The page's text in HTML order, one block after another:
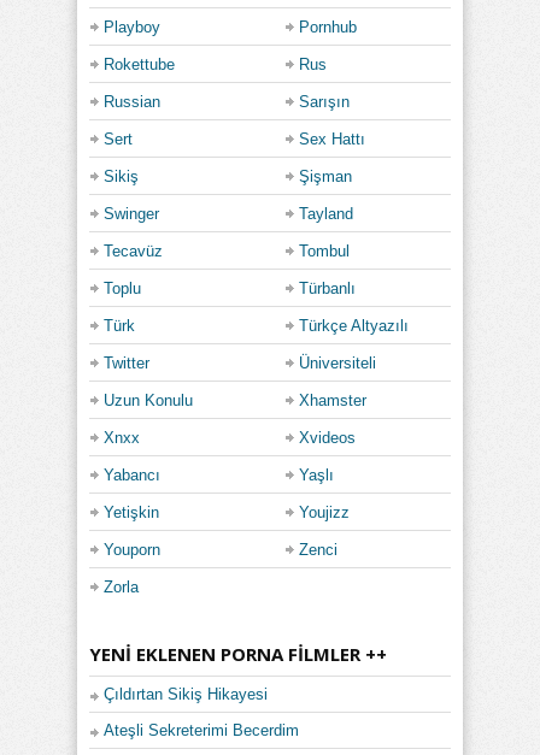
Playboy Pornhub
Rokettube Rus
Russian Sarışın
Sert Sex Hattı
Sikiş Şişman
Swinger Tayland
Tecavüz Tombul
Toplu Türbanlı
Türk Türkçe Altyazılı
Twitter Üniversiteli
Uzun Konulu Xhamster
Xnxx Xvideos
Yabancı Yaşlı
Yetişkin Youjizz
Youporn Zenci
Zorla
YENI EKLENEN PORNA FILMLER ++
Çıldırtan Sikiş Hikayesi
Ateşli Sekreterimi Becerdim